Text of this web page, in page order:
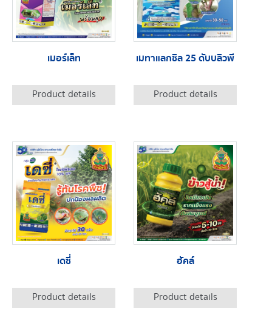
เมอร์เล็ท
Product details
เมทาแลกซิล 25 ดับบลิวพี
Product details
เดซี่
Product details
ฮัคล์
Product details